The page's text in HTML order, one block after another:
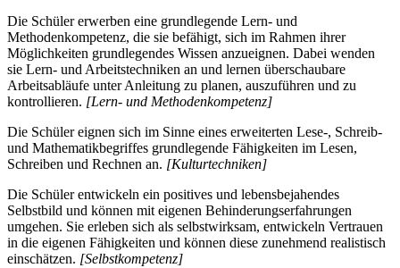
Die Schüler erwerben eine grundlegende Lern- und
Methodenkompetenz, die sie befähigt, sich im Rahmen ihrer
Möglichkeiten grundlegendes Wissen anzueignen. Dabei wenden
sie Lern- und Arbeitstechniken an und lernen überschaubare
Arbeitsabläufe unter Anleitung zu planen, auszuführen und zu
kontrollieren. [Lern- und Methodenkompetenz]
Die Schüler eignen sich im Sinne eines erweiterten Lese-, Schreib-
und Mathematikbegriffes grundlegende Fähigkeiten im Lesen,
Schreiben und Rechnen an. [Kulturtechniken]
Die Schüler entwickeln ein positives und lebensbejahendes
Selbstbild und können mit eigenen Behinderungserfahrungen
umgehen. Sie erleben sich als selbstwirksam, entwickeln Vertrauen
in die eigenen Fähigkeiten und können diese zunehmend realistisch
einschätzen. [Selbstkompetenz]